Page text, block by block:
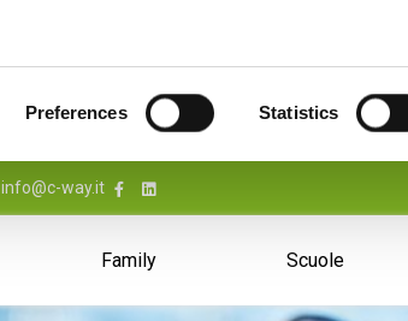
Preferences Statistics
info@c-way.it
Family Scuole